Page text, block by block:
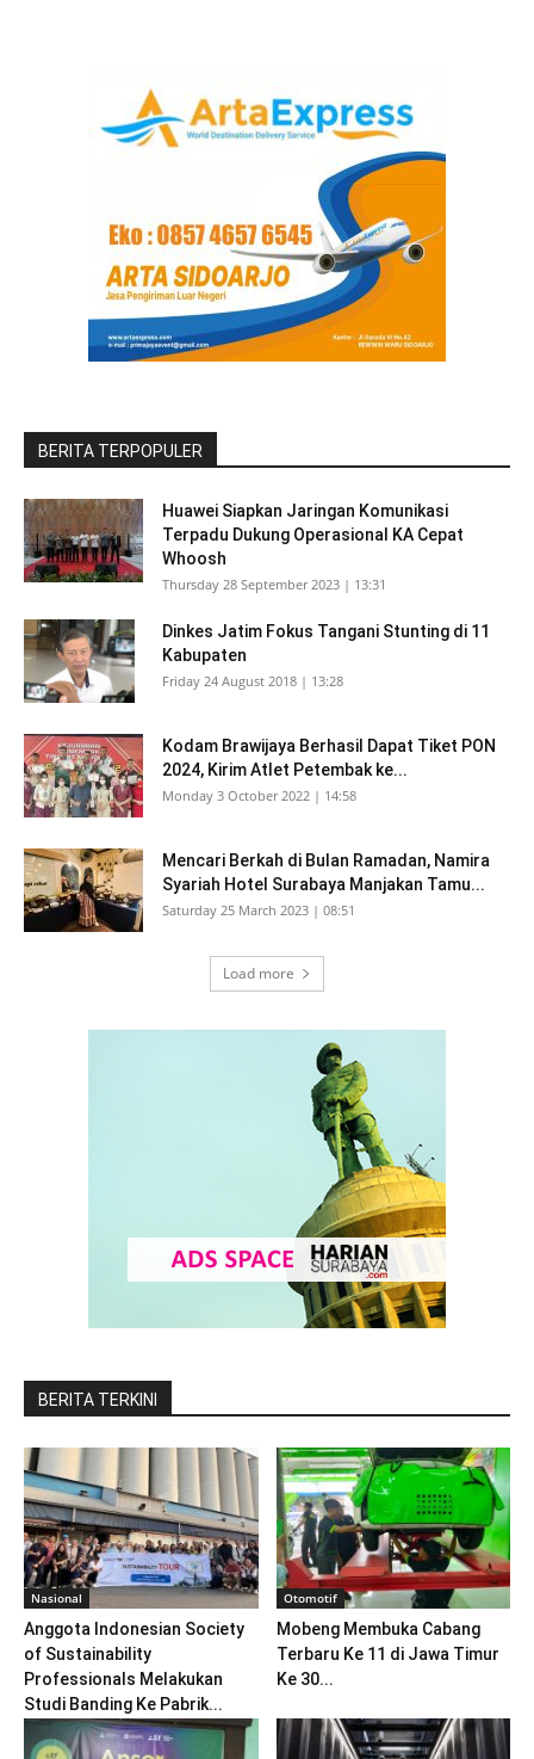
BERITA TERPOPULER
Huawei Siapkan Jaringan Komunikasi
Terpadu Dukung Operasional KA Cepat
Whoosh
Thursday 28 September 2023 | 13:31
Dinkes Jatim Fokus Tangani Stunting di 11
Kabupaten
Friday 24 August 2018 | 13:28
Kodam Brawijaya Berhasil Dapat Tiket PON
2024, Kirim Atlet Petembak ke...
Monday 3 October 2022 | 14:58
Mencari Berkah di Bulan Ramadan, Namira
Syariah Hotel Surabaya Manjakan Tamu...
Saturday 25 March 2023 | 08:51
Load more
BERITA TERKINI
Nasional
Anggota Indonesian Society
of Sustainability
Professionals Melakukan
Studi Banding Ke Pabrik...
Otomotif
Mobeng Membuka Cabang
Terbaru Ke 11 di Jawa Timur
Ke 30...